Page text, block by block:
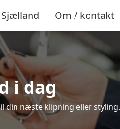
Sjælland Om / kontakt
i dag
din næste klipning eller styling.